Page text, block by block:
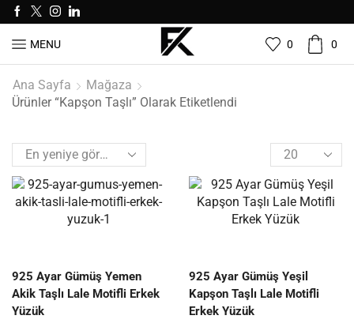
MENU 0 0
Ana Sayfa
Mağaza
Ürünler “kapşon Taşlı” Olarak Etiketlendi
925 Ayar Gümüş Yemen
Akik Taşlı Lale Motifli Erkek
Yüzük
925 Ayar Gümüş Yeşil
Kapşon Taşlı Lale Motifli
Erkek Yüzük